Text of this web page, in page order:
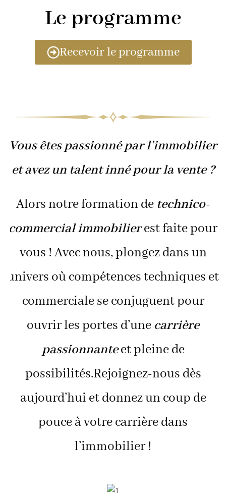
Le programme
Recevoir le programme
Vous êtes passionné par l’immobilier
et avez un talent inné pour la vente ?
Alors notre formation de technico-
commercial immobilierest faite pour
vous ! Avec nous, plongez dans un
univers où compétences techniques et
commerciale se conjuguent pour
ouvrir les portes d’une carrière
passionnante et pleine de
possibilités.Rejoignez-nous dès
aujourd’hui et donnez un coup de
pouce à votre carrière dans
l’immobilier !